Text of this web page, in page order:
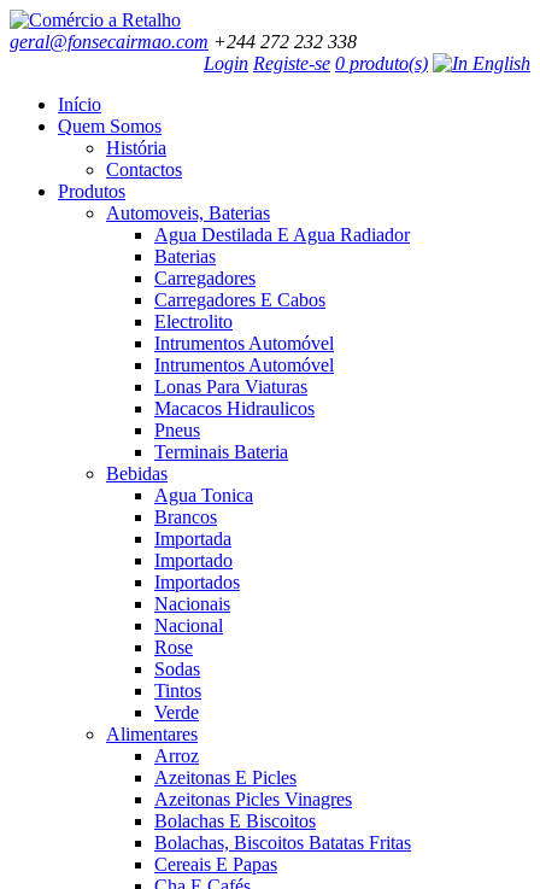
geral@fonsecairmao.com +244 272 232 338
Login Registe-se 0 produto(s)
Início
Quem Somos
História
Contactos
Produtos
Automoveis, Baterias
Agua Destilada E Agua Radiador
Baterias
Carregadores
Carregadores E Cabos
Electrolito
Intrumentos Automóvel
Intrumentos Automóvel
Lonas Para Viaturas
Macacos Hidraulicos
Pneus
Terminais Bateria
Bebidas
Agua Tonica
Brancos
Importada
Importado
Importados
Nacionais
Nacional
Rose
Sodas
Tintos
Verde
Alimentares
Arroz
Azeitonas E Picles
Azeitonas Picles Vinagres
Bolachas E Biscoitos
Bolachas, Biscoitos Batatas Fritas
Cereais E Papas